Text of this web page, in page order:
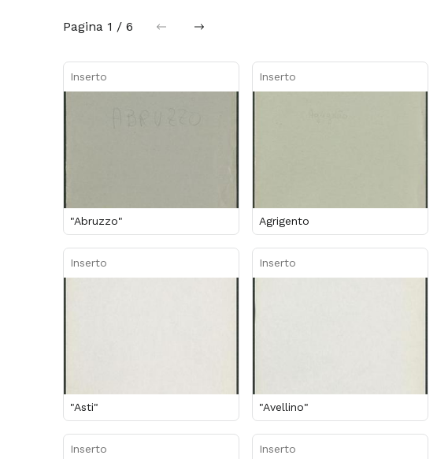
Pagina 1 / 6 precedentesuccessiva
Inserto
"Abruzzo"
Inserto
Agrigento
Inserto
"Asti"
Inserto
"Avellino"
Inserto Inserto